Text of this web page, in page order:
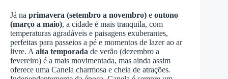
Já na primavera (setembro a novembro) e outono
(março a maio), a cidade é mais tranquila, com
temperaturas agradáveis e paisagens exuberantes,
perfeitas para passeios a pé e momentos de lazer ao ar
livre. A alta temporada de verão (dezembro a
fevereiro) é a mais movimentada, mas ainda assim
oferece uma Canela charmosa e cheia de atrações.